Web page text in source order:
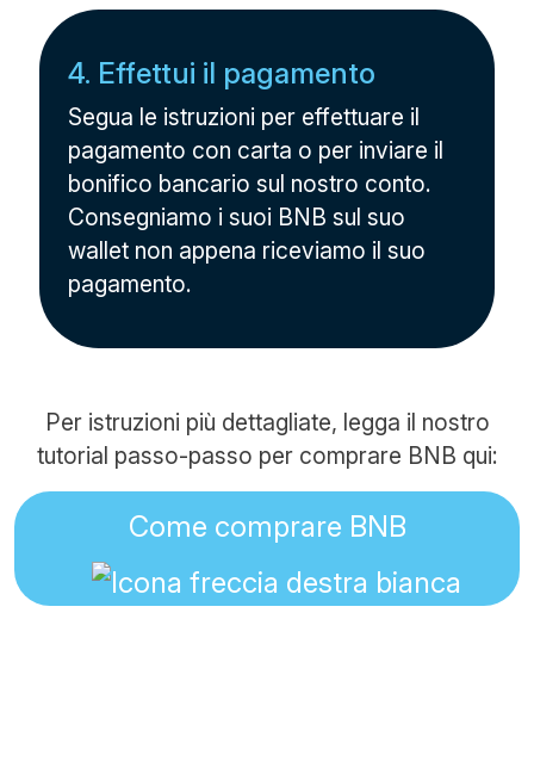
4. Effettui il pagamento
Segua le istruzioni per effettuare il
pagamento con carta o per inviare il
bonifico bancario sul nostro conto.
Consegniamo i suoi BNB sul suo
wallet non appena riceviamo il suo
pagamento.
Per istruzioni più dettagliate, legga il nostro
tutorial passo-passo per comprare BNB qui:
Come comprare BNB